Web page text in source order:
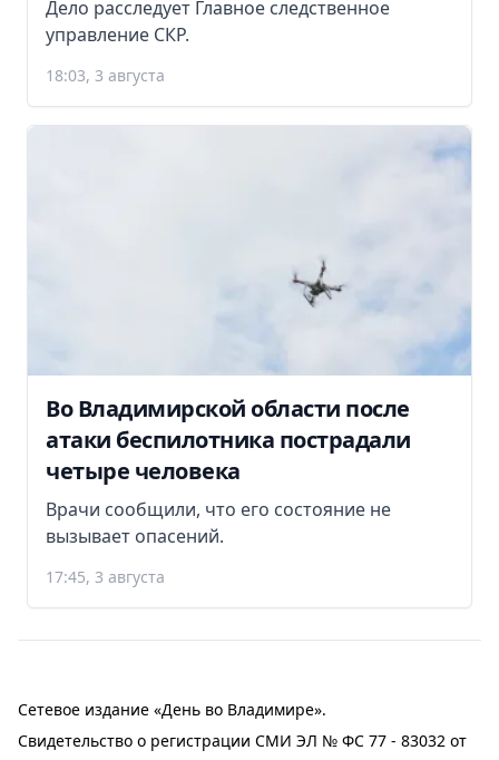
Дело расследует Главное следственное
управление СКР.
18:03, 3 августа
Во Владимирской области после
атаки беспилотника пострадали
четыре человека
Врачи сообщили, что его состояние не
вызывает опасений.
17:45, 3 августа
Сетевое издание «День во Владимире».
Свидетельство о регистрации СМИ ЭЛ № ФС 77 - 83032 от